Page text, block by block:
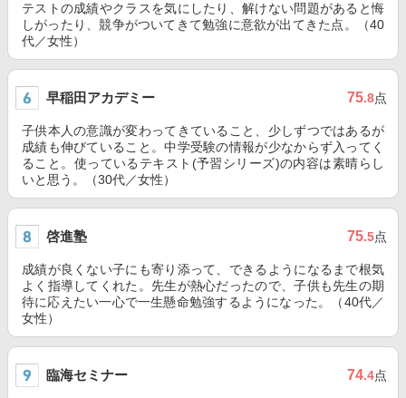
テストの成績やクラスを気にしたり、解けない問題があると悔
しがったり、競争がついてきて勉強に意欲が出てきた点。（40
代／女性）
早稲田アカデミー 75.8点
子供本人の意識が変わってきていること、少しずつではあるが
成績も伸びていること。中学受験の情報が少なからず入ってく
ること。使っているテキスト(予習シリーズ)の内容は素晴らし
いと思う。（30代／女性）
啓進塾 75.5点
成績が良くない子にも寄り添って、できるようになるまで根気
よく指導してくれた。先生が熱心だったので、子供も先生の期
待に応えたい一心で一生懸命勉強するようになった。（40代／
女性）
臨海セミナー 74.4点